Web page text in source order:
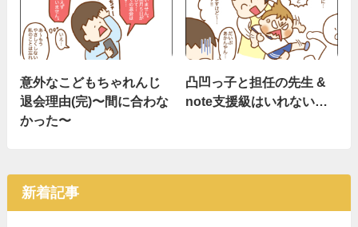
意外なこどもちゃれんじ
退会理由(完)〜間に合わな
かった〜
凸凹っ子と担任の先生 &
note支援級はいれない…
新着記事